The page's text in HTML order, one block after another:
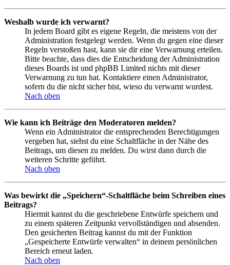
Weshalb wurde ich verwarnt?
In jedem Board gibt es eigene Regeln, die meistens von der
Administration festgelegt werden. Wenn du gegen eine dieser
Regeln verstoßen hast, kann sie dir eine Verwarnung erteilen.
Bitte beachte, dass dies die Entscheidung der Administration
dieses Boards ist und phpBB Limited nichts mit dieser
Verwarnung zu tun hat. Kontaktiere einen Administrator,
sofern du die nicht sicher bist, wieso du verwarnt wurdest.
Nach oben
Wie kann ich Beiträge den Moderatoren melden?
Wenn ein Administrator die entsprechenden Berechtigungen
vergeben hat, siehst du eine Schaltfläche in der Nähe des
Beitrags, um diesen zu melden. Du wirst dann durch die
weiteren Schritte geführt.
Nach oben
Was bewirkt die „Speichern“-Schaltfläche beim Schreiben eines
Beitrags?
Hiermit kannst du die geschriebene Entwürfe speichern und
zu einem späteren Zeitpunkt vervollständigen und absenden.
Den gesicherten Beitrag kannst du mit der Funktion
„Gespeicherte Entwürfe verwalten“ in deinem persönlichen
Bereich erneut laden.
Nach oben